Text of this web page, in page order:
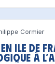
Cormier
Ile de
à